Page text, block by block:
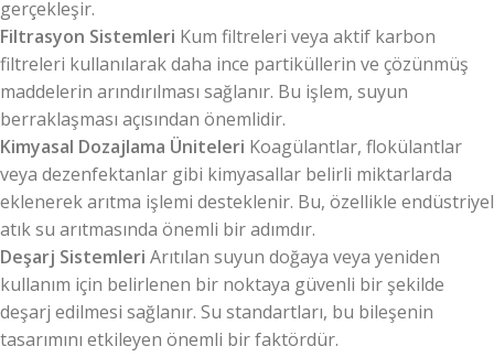
gerçekleşir.
Filtrasyon Sistemleri Kum filtreleri veya aktif karbon
filtreleri kullanılarak daha ince partiküllerin ve çözünmüş
maddelerin arındırılması sağlanır. Bu işlem, suyun
berraklaşması açısından önemlidir.
Kimyasal Dozajlama Üniteleri Koagülantlar, flokülantlar
veya dezenfektanlar gibi kimyasallar belirli miktarlarda
eklenerek arıtma işlemi desteklenir. Bu, özellikle endüstriyel
atık su arıtmasında önemli bir adımdır.
Deşarj Sistemleri Arıtılan suyun doğaya veya yeniden
kullanım için belirlenen bir noktaya güvenli bir şekilde
deşarj edilmesi sağlanır. Su standartları, bu bileşenin
tasarımını etkileyen önemli bir faktördür.